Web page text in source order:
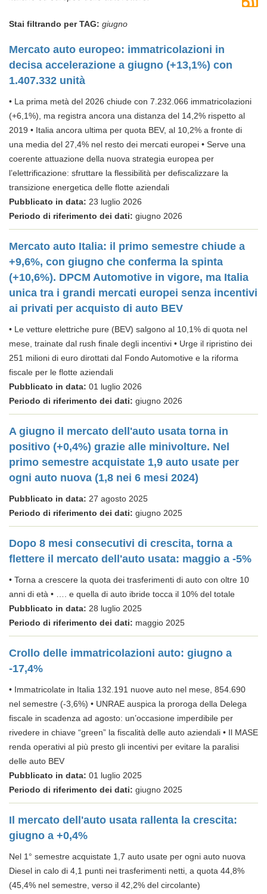
Stai filtrando per TAG: giugno
Mercato auto europeo: immatricolazioni in
decisa accelerazione a giugno (+13,1%) con
1.407.332 unità
• La prima metà del 2026 chiude con 7.232.066 immatricolazioni
(+6,1%), ma registra ancora una distanza del 14,2% rispetto al
2019 • Italia ancora ultima per quota BEV, al 10,2% a fronte di
una media del 27,4% nel resto dei mercati europei • Serve una
coerente attuazione della nuova strategia europea per
l’elettrificazione: sfruttare la flessibilità per defiscalizzare la
transizione energetica delle flotte aziendali
Pubblicato in data: 23 luglio 2026
Periodo di riferimento dei dati: giugno 2026
Mercato auto Italia: il primo semestre chiude a
+9,6%, con giugno che conferma la spinta
(+10,6%). DPCM Automotive in vigore, ma Italia
unica tra i grandi mercati europei senza incentivi
ai privati per acquisto di auto BEV
• Le vetture elettriche pure (BEV) salgono al 10,1% di quota nel
mese, trainate dal rush finale degli incentivi • Urge il ripristino dei
251 milioni di euro dirottati dal Fondo Automotive e la riforma
fiscale per le flotte aziendali
Pubblicato in data: 01 luglio 2026
Periodo di riferimento dei dati: giugno 2026
A giugno il mercato dell'auto usata torna in
positivo (+0,4%) grazie alle minivolture. Nel
primo semestre acquistate 1,9 auto usate per
ogni auto nuova (1,8 nei 6 mesi 2024)
Pubblicato in data: 27 agosto 2025
Periodo di riferimento dei dati: giugno 2025
Dopo 8 mesi consecutivi di crescita, torna a
flettere il mercato dell'auto usata: maggio a -5%
• Torna a crescere la quota dei trasferimenti di auto con oltre 10
anni di età • …. e quella di auto ibride tocca il 10% del totale
Pubblicato in data: 28 luglio 2025
Periodo di riferimento dei dati: maggio 2025
Crollo delle immatricolazioni auto: giugno a
-17,4%
• Immatricolate in Italia 132.191 nuove auto nel mese, 854.690
nel semestre (-3,6%) • UNRAE auspica la proroga della Delega
fiscale in scadenza ad agosto: un’occasione imperdibile per
rivedere in chiave “green” la fiscalità delle auto aziendali • Il MASE
renda operativi al più presto gli incentivi per evitare la paralisi
delle auto BEV
Pubblicato in data: 01 luglio 2025
Periodo di riferimento dei dati: giugno 2025
Il mercato dell'auto usata rallenta la crescita:
giugno a +0,4%
Nel 1° semestre acquistate 1,7 auto usate per ogni auto nuova
Diesel in calo di 4,1 punti nei trasferimenti netti, a quota 44,8%
(45,4% nel semestre, verso il 42,2% del circolante)